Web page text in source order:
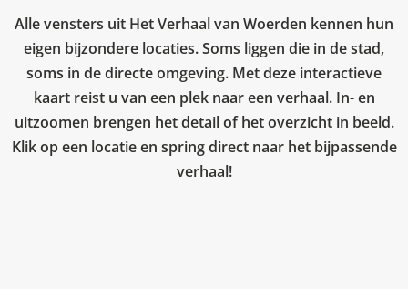
Alle vensters uit Het Verhaal van Woerden kennen hun
eigen bijzondere locaties. Soms liggen die in de stad,
soms in de directe omgeving. Met deze interactieve
kaart reist u van een plek naar een verhaal. In- en
uitzoomen brengen het detail of het overzicht in beeld.
Klik op een locatie en spring direct naar het bijpassende
verhaal!